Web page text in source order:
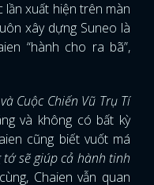
xuất hiện trên màn
xây dựng Suneo là
“hành cho ra bã”,
Cuộc Chiến Vũ Trụ Tí
và không có bất kỳ
cũng biết vuốt má
tớ sẽ giúp cả hành tinh
Chaien vẫn quan